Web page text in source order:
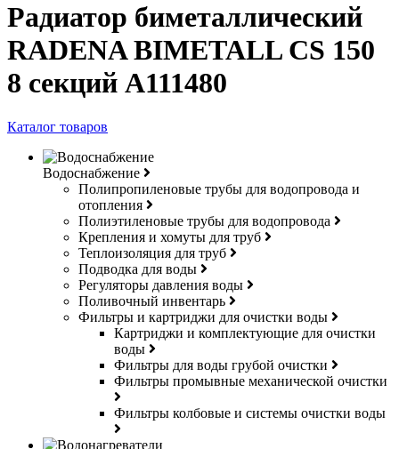
Радиатор биметаллический
RADENA BIMETALL CS 150
8 секций A111480
Каталог товаров
Водоснабжение
Полипропиленовые трубы для водопровода и
отопления
Полиэтиленовые трубы для водопровода
Крепления и хомуты для труб
Теплоизоляция для труб
Подводка для воды
Регуляторы давления воды
Поливочный инвентарь
Фильтры и картриджи для очистки воды
Картриджи и комплектующие для очистки
воды
Фильтры для воды грубой очистки
Фильтры промывные механической очистки
Фильтры колбовые и системы очистки воды